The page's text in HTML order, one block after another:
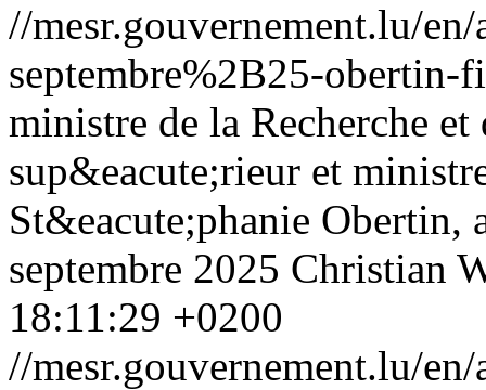
//mesr.gouvernement.lu/
septembre%2B25-obertin-
ministre de la Recherche
sup&eacute;rieur et
St&eacute;phanie Obertin,
septembre 2025 Christian
18:11:29 +0200
//mesr.gouvernement.lu/